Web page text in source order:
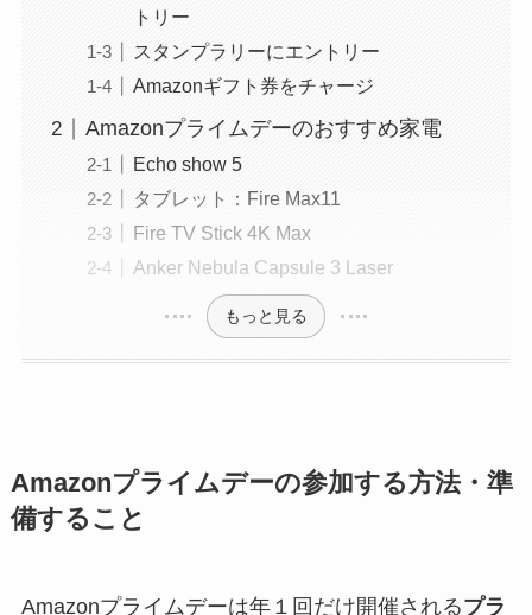
トリー
スタンプラリーにエントリー
Amazonギフト券をチャージ
Amazonプライムデーのおすすめ家電
Echo show 5
タブレット：Fire Max11
Fire TV Stick 4K Max
Anker Nebula Capsule 3 Laser
もっと見る
Amazonプライムデーの参加する方法・準
備すること
Amazonプライムデーは年１回だけ開催されるプラ